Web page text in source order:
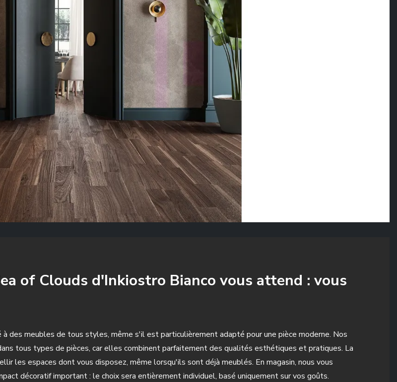
of Clouds d'Inkiostro Bianco vous attend : vous
des meubles de tous styles, même s'il est particulièrement adapté pour une pièce moderne. Nos
tous types de pièces, car elles combinent parfaitement des qualités esthétiques et pratiques. La
les espaces dont vous disposez, même lorsqu'ils sont déjà meublés. En magasin, nous vous
décoratif important : le choix sera entièrement individuel, basé uniquement sur vos goûts.